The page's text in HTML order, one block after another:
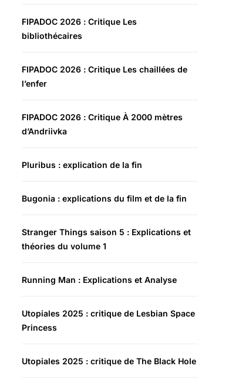
FIPADOC 2026 : Critique Les
bibliothécaires
FIPADOC 2026 : Critique Les chaillées de
l’enfer
FIPADOC 2026 : Critique À 2000 mètres
d’Andriivka
Pluribus : explication de la fin
Bugonia : explications du film et de la fin
Stranger Things saison 5 : Explications et
théories du volume 1
Running Man : Explications et Analyse
Utopiales 2025 : critique de Lesbian Space
Princess
Utopiales 2025 : critique de The Black Hole